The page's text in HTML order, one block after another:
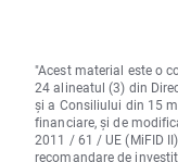
"Acest material este o
24 alineatul (3) din
și a Consiliului din 15
financiare, și de
2011 / 61 / UE (MiFID
recomandare de